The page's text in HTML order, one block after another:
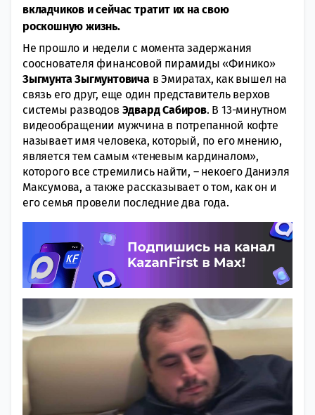
вкладчиков и сейчас тратит их на свою
роскошную жизнь.
Не прошло и недели с момента задержания
сооснователя финансовой пирамиды «Финико»
Зыгмунта Зыгмунтовичав Эмиратах, как вышел на
связь его друг, еще один представитель верхов
системы разводов Эдвард Сабиров. В 13-минутном
видеообращении мужчина в потрепанной кофте
называет имя человека, который, по его мнению,
является тем самым «теневым кардиналом»,
которого все стремились найти, – некоего Даниэля
Максумова, а также рассказывает о том, как он и
его семья провели последние два года.